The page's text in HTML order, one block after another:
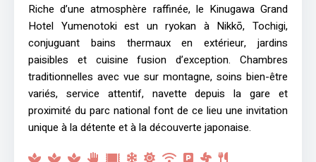
Riche d’une atmosphère raffinée, le Kinugawa Grand
Hotel Yumenotoki est un ryokan à Nikkō, Tochigi,
conjuguant bains thermaux en extérieur, jardins
paisibles et cuisine fusion d’exception. Chambres
traditionnelles avec vue sur montagne, soins bien-être
variés, service attentif, navette depuis la gare et
proximité du parc national font de ce lieu une invitation
unique à la détente et à la découverte japonaise.